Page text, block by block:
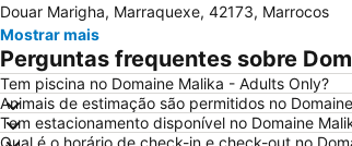
Douar Marigha, Marraquexe, 42173, Marrocos
Mostrar mais
Perguntas frequentes sobre
Tem piscina no Domaine Malika - Adults Only?
Animais de estimação são permitidos no
Tem estacionamento disponível no Domaine
Qual é o horário de check-in e check-out no